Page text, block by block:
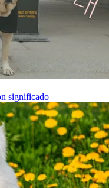
significado